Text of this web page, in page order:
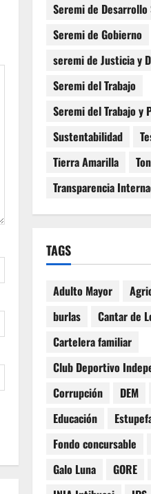
Seremi de Desarrollo
Seremi de Gobierno
seremi de Justicia y
Seremi del Trabajo
Seremi del Trabajo y
Sustentabilidad
Tierra Amarilla
Transparencia
TAGS
Adulto Mayor
burlas
Cantar de
Cartelera familiar
Club Deportivo
Corrupción
DEM
Educación
Fondo concursable
Galo Luna
GORE